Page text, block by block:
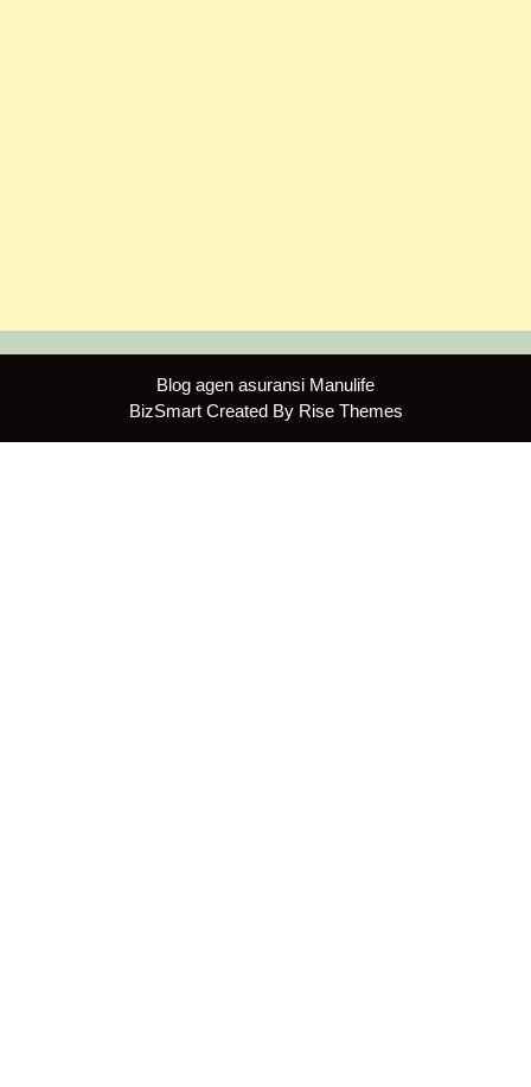
Blog agen asuransi Manulife
BizSmart Created By Rise Themes